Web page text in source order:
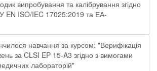
випробування та калібрування згідно
EN ISO/IEC 17025:2019 та ЕА-
навчання за курсом: "Верифікація
за CLSI EP 15-A3 згідно з вимогами
лабораторій"